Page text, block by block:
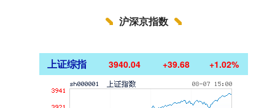
沪深京指数
上证综指 3940.04 +39.68 +1.02%